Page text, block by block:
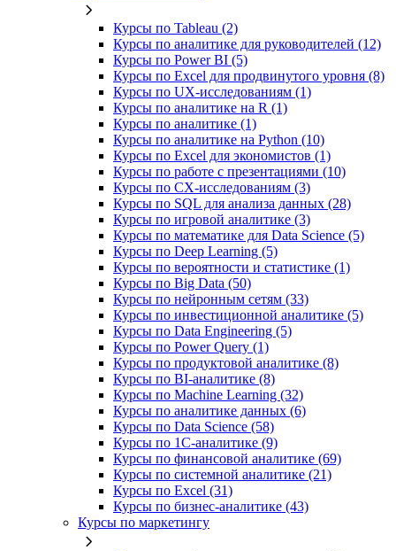
Курсы по Tableau (2)
Курсы по аналитике для руководителей (12)
Курсы по Power BI (5)
Курсы по Excel для продвинутого уровня (8)
Курсы по UX‑исследованиям (1)
Курсы по аналитике на R (1)
Курсы по аналитике (1)
Курсы по аналитике на Python (10)
Курсы по Excel для экономистов (1)
Курсы по работе с презентациями (10)
Курсы по CX-исследованиям (3)
Курсы по SQL для анализа данных (28)
Курсы по игровой аналитике (3)
Курсы по математике для Data Science (5)
Курсы по Deep Learning (5)
Курсы по вероятности и статистике (1)
Курсы по Big Data (50)
Курсы по нейронным сетям (33)
Курсы по инвестиционной аналитике (5)
Курсы по Data Engineering (5)
Курсы по Power Query (1)
Курсы по продуктовой аналитике (8)
Курсы по BI‑аналитике (8)
Курсы по Machine Learning (32)
Курсы по аналитике данных (6)
Курсы по Data Science (58)
Курсы по 1С‑аналитике (9)
Курсы по финансовой аналитике (69)
Курсы по системной аналитике (21)
Курсы по Excel (31)
Курсы по бизнес‑аналитике (43)
Курсы по маркетингу